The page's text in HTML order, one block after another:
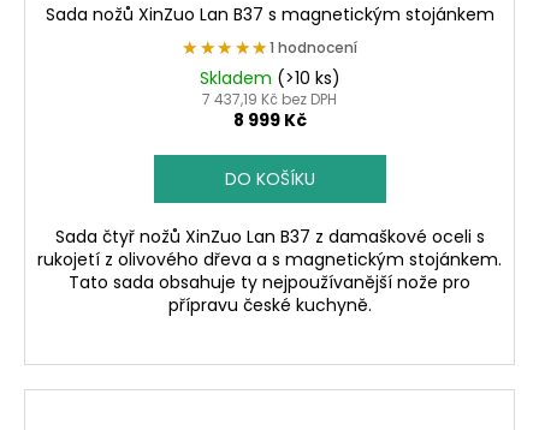
Sada nožů XinZuo Lan B37 s magnetickým stojánkem
★★★★★
★★★★★1 hodnocení
Skladem (>10 ks)
7 437,19 Kč bez DPH
8 999 Kč
DO KOŠÍKU
Sada čtyř nožů XinZuo Lan B37 z damaškové oceli s
rukojetí z olivového dřeva a s magnetickým stojánkem.
Tato sada obsahuje ty nejpoužívanější nože pro
přípravu české kuchyně.